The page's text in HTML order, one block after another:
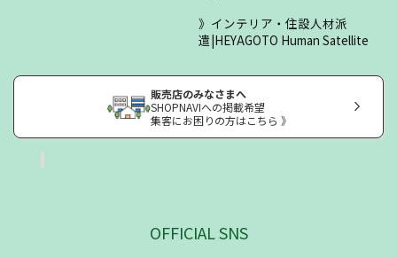
インテリア・住設人材派
遣|HEYAGOTO Human Satellite
販売店のみなさまへ
SHOPNAVIへの掲載希望
集客にお困りの方はこちら 》
OFFICIAL SNS